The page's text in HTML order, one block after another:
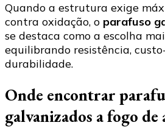
Quando a estrutura exige
contra oxidação, o parafuso
se destaca como a escolha
equilibrando resistência,
durabilidade.
Onde encontrar
galvanizados a fogo